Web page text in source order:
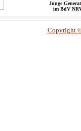
Junge
im BdV
Copyright